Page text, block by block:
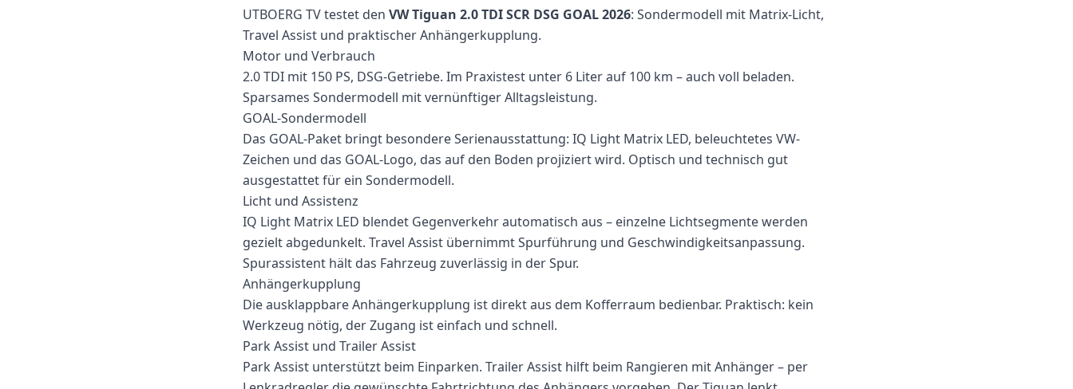
UTBOERG TV testet den VW Tiguan 2.0 TDI SCR DSG GOAL 2026: Sondermodell mit Matrix-Licht,
Travel Assist und praktischer Anhängerkupplung.
Motor und Verbrauch
2.0 TDI mit 150 PS, DSG-Getriebe. Im Praxistest unter 6 Liter auf 100 km – auch voll beladen.
Sparsames Sondermodell mit vernünftiger Alltagsleistung.
GOAL-Sondermodell
Das GOAL-Paket bringt besondere Serienausstattung: IQ Light Matrix LED, beleuchtetes VW-
Zeichen und das GOAL-Logo, das auf den Boden projiziert wird. Optisch und technisch gut
ausgestattet für ein Sondermodell.
Licht und Assistenz
IQ Light Matrix LED blendet Gegenverkehr automatisch aus – einzelne Lichtsegmente werden
gezielt abgedunkelt. Travel Assist übernimmt Spurführung und Geschwindigkeitsanpassung.
Spurassistent hält das Fahrzeug zuverlässig in der Spur.
Anhängerkupplung
Die ausklappbare Anhängerkupplung ist direkt aus dem Kofferraum bedienbar. Praktisch: kein
Werkzeug nötig, der Zugang ist einfach und schnell.
Park Assist und Trailer Assist
Park Assist unterstützt beim Einparken. Trailer Assist hilft beim Rangieren mit Anhänger – per